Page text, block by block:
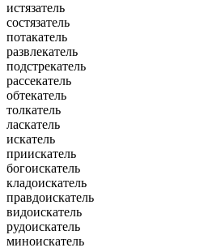
истязатель
состязатель
потакатель
развлекатель
подстрекатель
рассекатель
обтекатель
толкатель
ласкатель
искатель
приискатель
богоискатель
кладоискатель
правдоискатель
видоискатель
рудоискатель
миноискатель